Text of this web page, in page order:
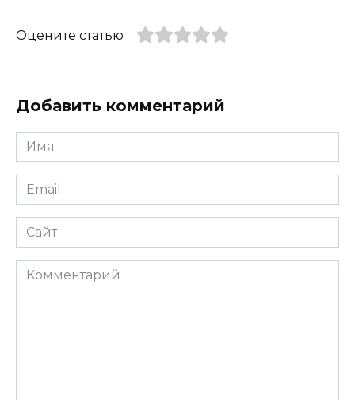
Оцените статью
Добавить комментарий
Имя
*
Email
*
Сайт
Комментарий